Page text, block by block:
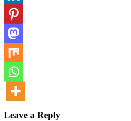
Leave a Reply